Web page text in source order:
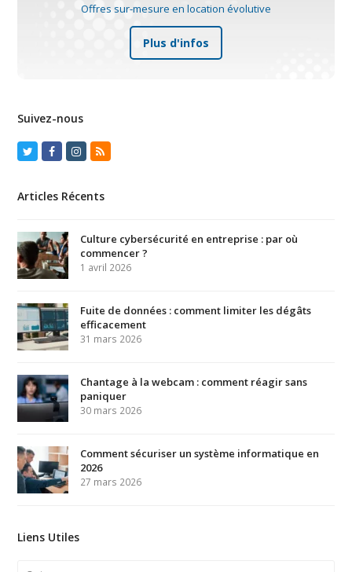
Offres sur-mesure en location évolutive
Plus d'infos
Suivez-nous
TwitterFacebook
Instagram
RSS
Articles Récents
Culture cybersécurité en entreprise : par où
commencer ?
1 avril 2026
Fuite de données : comment limiter les dégâts
efficacement
31 mars 2026
Chantage à la webcam : comment réagir sans
paniquer
30 mars 2026
Comment sécuriser un système informatique en
2026
27 mars 2026
Liens Utiles